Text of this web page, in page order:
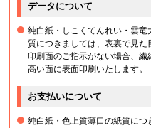
データについて
純白紙・しこくてんれい・雲
質につきましては、表裏で見た
印刷面のご指示がない場合、
高い面に表面印刷いたします。
お支払いについて
純白紙・色上質薄口の紙質に